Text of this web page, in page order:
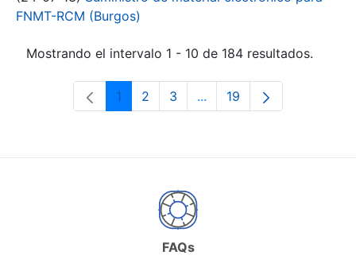
FNMT-RCM (Burgos)
Mostrando el intervalo 1 - 10 de 184 resultados.
Página
1 Página
2 Página
3 ...Páginas intermedias Use
Página
19
FAQs